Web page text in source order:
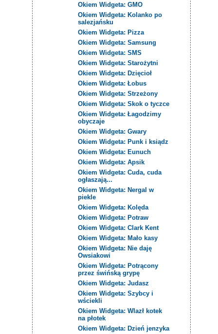
Okiem Widgeta: GMO
Okiem Widgeta: Kolanko po
salezjańsku
Okiem Widgeta: Pizza
Okiem Widgeta: Samsung
Okiem Widgeta: SMS
Okiem Widgeta: Starożytni
Okiem Widgeta: Dzięcioł
Okiem Widgeta: Łobus
Okiem Widgeta: Strzeżony
Okiem Widgeta: Skok o tyczce
Okiem Widgeta: Łagodzimy
obyczaje
Okiem Widgeta: Gwary
Okiem Widgeta: Punk i ksiądz
Okiem Widgeta: Eunuch
Okiem Widgeta: Apsik
Okiem Widgeta: Cuda, cuda
ogłaszają...
Okiem Widgeta: Nergal w
piekle
Okiem Widgeta: Kolęda
Okiem Widgeta: Potraw
Okiem Widgeta: Clark Kent
Okiem Widgeta: Mało kasy
Okiem Widgeta: Nie daję
Owsiakowi
Okiem Widgeta: Potrącony
przez świńską grypę
Okiem Widgeta: Judasz
Okiem Widgeta: Szybcy i
wściekli
Okiem Widgeta: Wlazł kotek
na płotek
Okiem Widgeta: Dzień jenzyka